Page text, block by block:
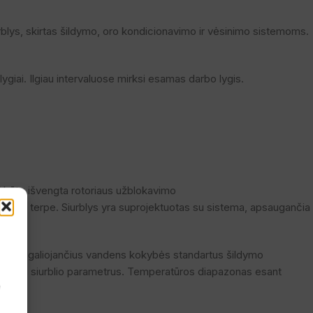
skirtas šildymo, oro kondicionavimo ir vėsinimo sistemoms.
Ilgiau intervaluose mirksi esamas darbo lygis.
išvengta rotoriaus užblokavimo
terpe. Siurblys yra suprojektuotas su sistema, apsaugančia
galiojančius vandens kokybės standartus šildymo
siurblio parametrus. Temperatūros diapazonas esant